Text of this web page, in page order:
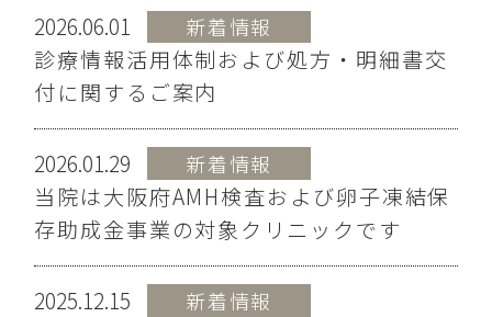
2026.06.01 新着情報
診療情報活用体制および処方・明細書交
付に関するご案内
2026.01.29 新着情報
当院は大阪府AMH検査および卵子凍結保
存助成金事業の対象クリニックです
2025.12.15 新着情報